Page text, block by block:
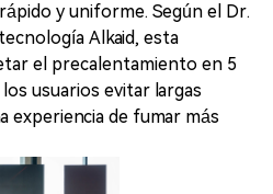
y uniforme. Según el Dr.
Alkaid, esta
el precalentamiento en 5
usuarios evitar largas
experiencia de fumar más